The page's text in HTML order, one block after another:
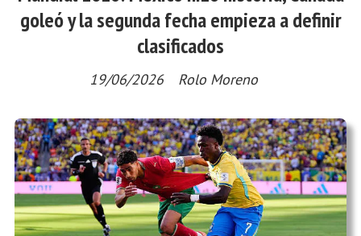
goleó y la segunda fecha empieza a definir
clasificados
Rolo Moreno
19/06/2026